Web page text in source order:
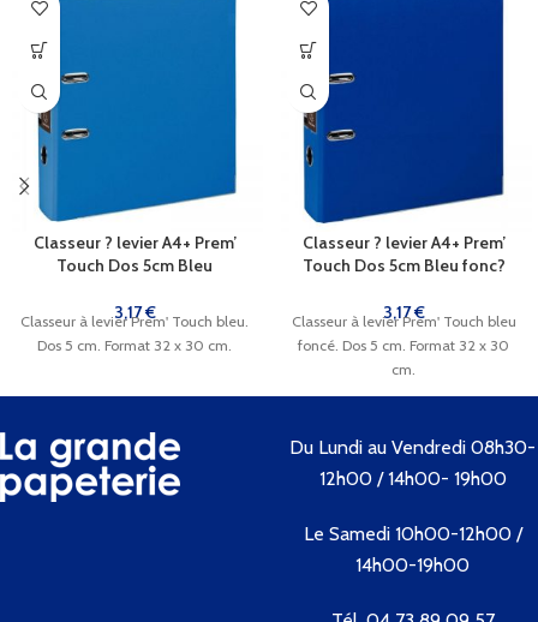
Classeur ? levier A4+ Prem’
Touch Dos 5cm Bleu
3,17€
Classeur à levier Prem' Touch bleu.
Dos 5 cm. Format 32 x 30 cm.
Classeur ? levier A4+ Prem’
Touch Dos 5cm Bleu fonc?
3,17€
Classeur à levier Prem' Touch bleu
foncé. Dos 5 cm. Format 32 x 30
cm.
Du Lundi au Vendredi 08h30-
12h00 / 14h00- 19h00
Le Samedi 10h00-12h00 /
14h00-19h00